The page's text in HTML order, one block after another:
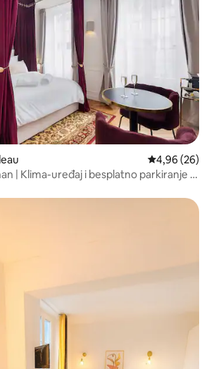
Prosječna
4,96 (26)
| Klima-uređaj i besplatno parkiranje u